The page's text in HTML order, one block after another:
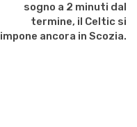
sogno a 2 minuti dal
termine, il Celtic si
impone ancora in Scozia.